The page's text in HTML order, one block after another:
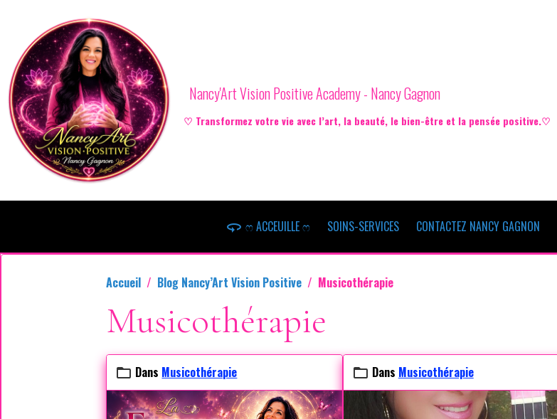
Nancy'Art Vision Positive Academy - Nancy Gagnon
♡ Transformez votre vie avec l’art, la beauté, le bien-être et la pensée positive.♡
ෆ ACCEUILLE ෆ SOINS-SERVICES CONTACTEZ NANCY GAGNON
Accueil Blog Nancy’Art Vision Positive Musicothérapie
Musicothérapie
Dans Musicothérapie Dans Musicothérapie